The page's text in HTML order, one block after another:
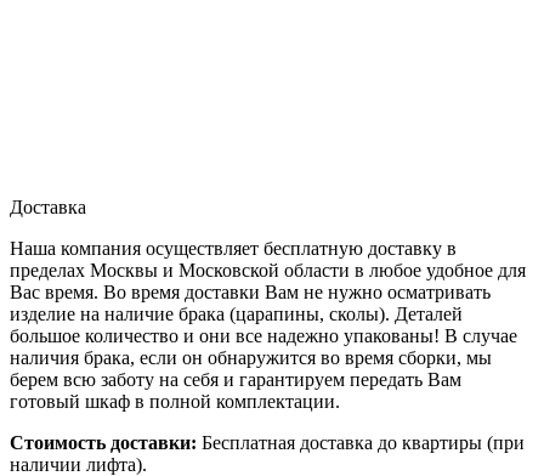
Доставка
Наша компания осуществляет бесплатную доставку в
пределах Москвы и Московской области в любое удобное для
Вас время. Во время доставки Вам не нужно осматривать
изделие на наличие брака (царапины, сколы). Деталей
большое количество и они все надежно упакованы! В случае
наличия брака, если он обнаружится во время сборки, мы
берем всю заботу на себя и гарантируем передать Вам
готовый шкаф в полной комплектации.
Стоимость доставки: Бесплатная доставка до квартиры (при
наличии лифта).